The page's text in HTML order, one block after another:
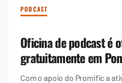
PODCAST
Oficina de podcast é
gratuitamente em
Com o apoio do Promific a